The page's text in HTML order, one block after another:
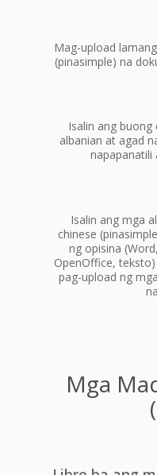
Mag-upload
(pinasimple) na
Isalin ang
albanian at agad
napapanatili
Isalin ang mga
chinese
ng opisina
OpenOffice,
pag-upload ng
Mga